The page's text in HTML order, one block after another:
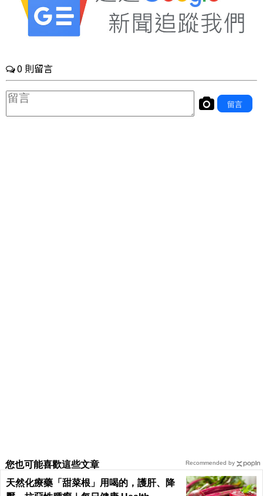
您也可能喜歡這些文章
天然化療藥「甜菜根」用喝的，護肝、降
Recommended by